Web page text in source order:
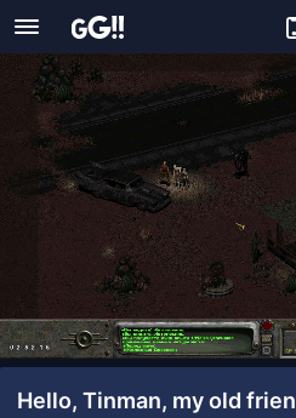
Hello, Tinman, my old